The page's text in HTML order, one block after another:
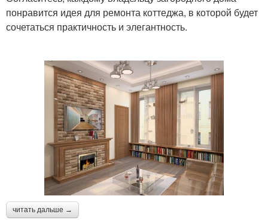
понравится идея для ремонта коттеджа, в которой будет
сочетаться практичность и элегантность.
читать дальше →